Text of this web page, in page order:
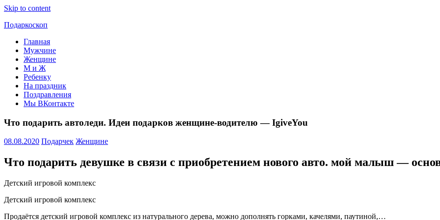
Skip to content
Подаркоскоп
Поможем
выбрать
подарить
Главная
Мужчине
Женщине
М и Ж
Ребенку
На праздник
Поздравления
Мы ВКонтакте
Что подарить автоледи. Идеи подарков женщине-водителю — IgiveYou
08.08.2020 Подарчек Женщине
Что подарить девушке в связи с приобретением нового авто. мой малыш —
Детский игровой комплекс
Детский игровой комплекс
Продаётся детский игровой комплекс из натурального дерева, можно дополнять горками, качелями, паутиной,…